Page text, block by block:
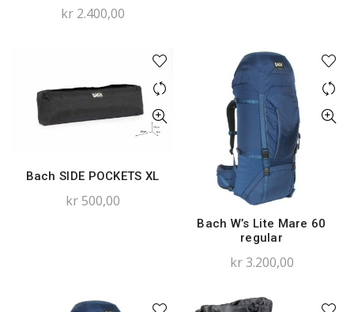
kr2.400,00
Bach SIDE POCKETS XL
kr500,00
Bach W’s Lite Mare 60
regular
kr3.200,00